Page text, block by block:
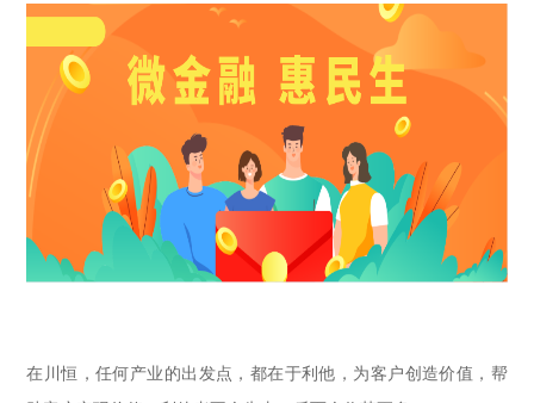
在川恒，任何产业的出发点，都在于利他，为客户创造价值，帮